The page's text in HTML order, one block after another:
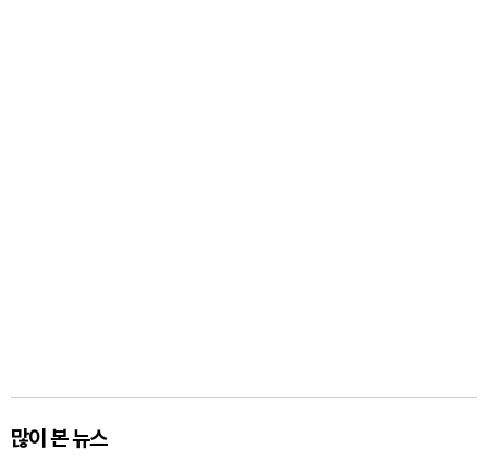
많이 본 뉴스